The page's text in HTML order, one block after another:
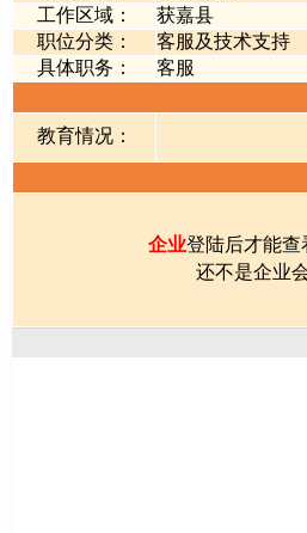
工作区域：
获嘉县
职位分类：
客服及技术支持
具体职务：
客服
教育情况：
企业登陆后才能查
还不是企业